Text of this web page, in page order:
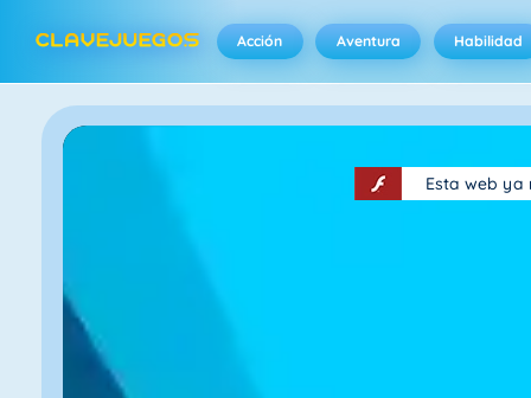
Acción Aventura Habilidad
Esta web ya